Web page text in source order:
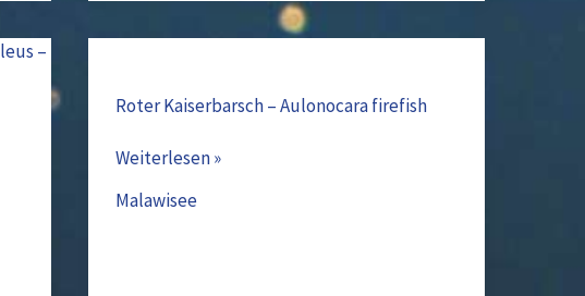
Roter Kaiserbarsch – Aulonocara firefish
Kaiserbarsch
Aulonocara
firefish
Weiterlesen »
Malawisee